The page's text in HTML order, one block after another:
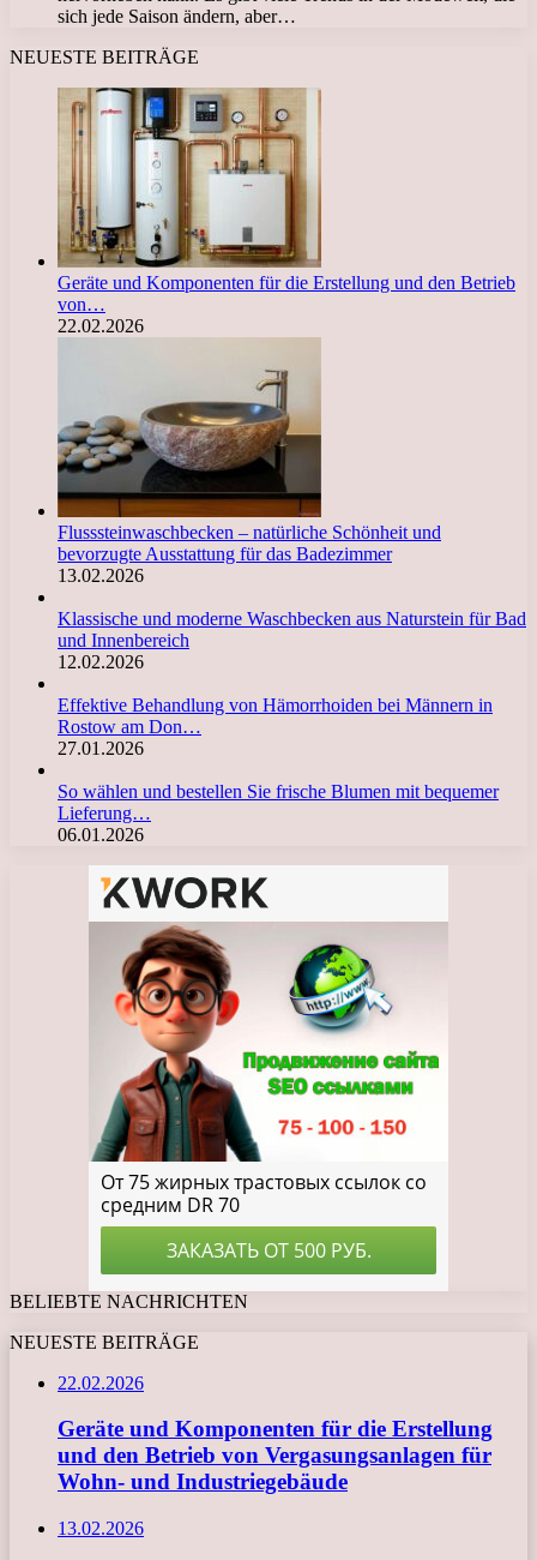
sich jede Saison ändern, aber…
NEUESTE BEITRÄGE
Geräte und Komponenten für die Erstellung und den Betrieb
von…
22.02.2026
Flusssteinwaschbecken – natürliche Schönheit und
bevorzugte Ausstattung für das Badezimmer
13.02.2026
Klassische und moderne Waschbecken aus Naturstein für Bad
und Innenbereich
12.02.2026
Effektive Behandlung von Hämorrhoiden bei Männern in
Rostow am Don…
27.01.2026
So wählen und bestellen Sie frische Blumen mit bequemer
Lieferung…
06.01.2026
BELIEBTE NACHRICHTEN
NEUESTE BEITRÄGE
22.02.2026
Geräte und Komponenten für die Erstellung
und den Betrieb von Vergasungsanlagen für
Wohn- und Industriegebäude
13.02.2026